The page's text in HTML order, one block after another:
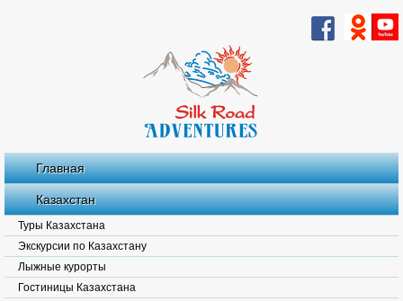
Главная
Казахстан
Туры Казахстана
Экскурсии по Казахстану
Лыжные курорты
Гостиницы Казахстана